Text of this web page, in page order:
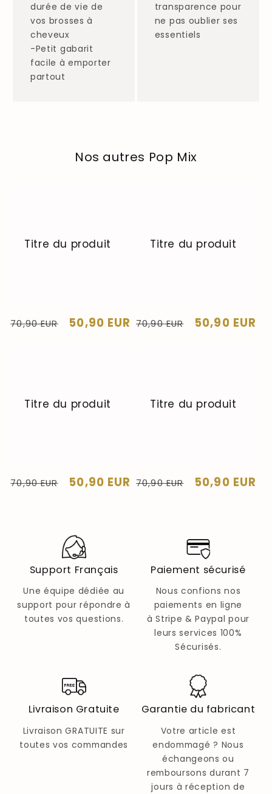
durée de vie de
vos brosses à
cheveux
-Petit gabarit
facile à emporter
partout
transparence pour
ne pas oublier ses
essentiels
Nos autres Pop Mix
Titre du produit
Prix
70,90 EUR
Prix
50,90 EUR
Titre du produit
Prix
70,90 EUR
Prix
50,90 EUR
Titre du produit
Prix
70,90 EUR
Prix
50,90 EUR
Titre du produit
Prix
70,90 EUR
Prix
50,90 EUR
Support Français
Une équipe dédiée au
support pour répondre à
toutes vos questions.
Paiement sécurisé
Nous confions nos
paiements en ligne
à Stripe & Paypal pour
leurs services 100%
Sécurisés.
Livraison Gratuite
Livraison GRATUITE sur
toutes vos commandes
Garantie du fabricant
Votre article est
endommagé ? Nous
échangeons ou
remboursons durant 7
jours à réception de